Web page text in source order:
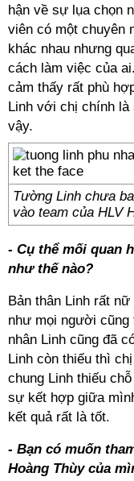
hận về sự lụa chọn
viên có một chuyên
khác nhau nhưng
cách làm việc của
cảm thấy rất phù
Linh với chị chính
vậy.
Tường Linh chưa
vào team của HLV
- Cụ thể mối quan
như thế nào?
Bản thân Linh rất
như mọi người cũng
nhân Linh cũng đã
Linh còn thiếu thì
chung Linh thiếu
sự kết hợp giữa
kết quả rất là tốt.
- Bạn có muốn
Hoàng Thùy của